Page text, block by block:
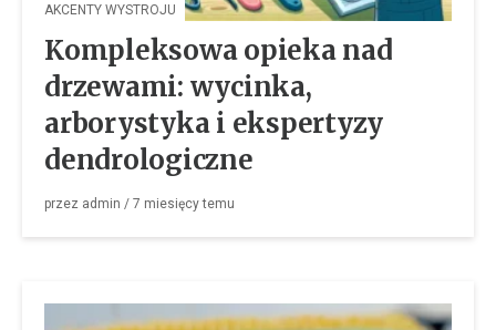
AKCENTY WYSTROJU
Kompleksowa opieka nad
drzewami: wycinka,
arborystyka i ekspertyzy
dendrologiczne
przez admin / 7 miesięcytemu